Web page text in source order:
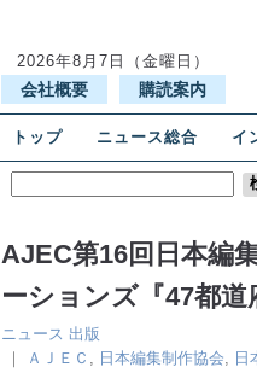
2026年8月7日（金曜日）
会社概要 購読案内
トップ ニュース総合 イ
AJEC第16回日本編
ーションズ『47都
ニュース 出版
｜
ＡＪＥＣ , 日本編集制作協会, 日